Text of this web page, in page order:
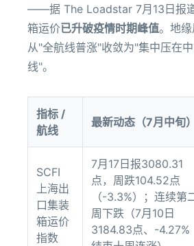
——据 The Loadstar 7月13日报
箱运价已升破疫情时期峰值。地
从"全航线普涨"收敛为"集中压在
线"。
指标 /
航线
最新动态（7月中旬）
SCFI
上海出
口集装
箱运价
指数
7月17日报3080.31
点，周跌104.52点
（-3.3%）；连续第
周下跌（7月10日
3184.83点、-4.27%